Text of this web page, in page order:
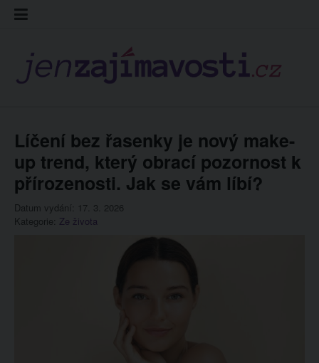
Skip
Líčení bez řasenky je nový make-
up trend, který obrací pozornost k
přírozenosti. Jak se vám líbí?
Datum vydání: 17. 3. 2026
Kategorie: Ze života